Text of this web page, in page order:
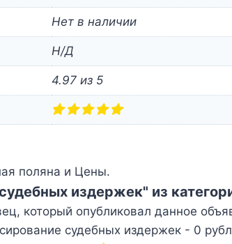
Нет в наличии
Н/Д
4.97 из 5
поляна и Цены.
издержек" из
который опубликовал данное
судебных издержек - 0